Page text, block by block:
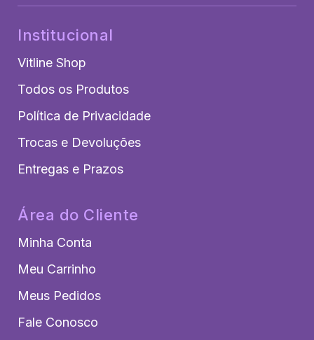
Institucional
Vitline Shop
Todos os Produtos
Política de Privacidade
Trocas e Devoluções
Entregas e Prazos
Área do Cliente
Minha Conta
Meu Carrinho
Meus Pedidos
Fale Conosco